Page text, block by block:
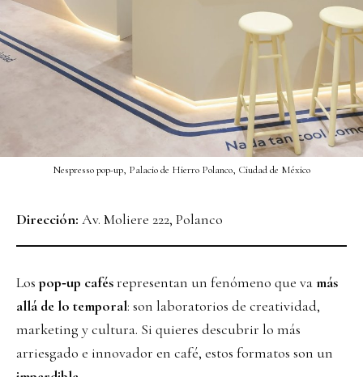
Nespresso pop-up, Palacio de Hierro Polanco, Ciudad de México
Dirección: Av. Moliere 222, Polanco
Lospop‑up cafésrepresentan un fenómeno que vamás
allá de lo temporal: son laboratorios de creatividad,
marketing y cultura. Si quieres descubrir lo más
arriesgado e innovador en café, estos formatos son un